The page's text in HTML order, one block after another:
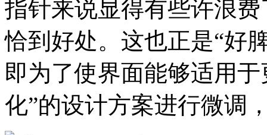
指针来说显得有些许浪
恰到好处。这也正是“好
即为了使界面能够适用
化”的设计方案进行微调